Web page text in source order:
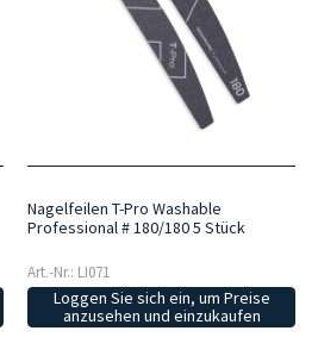
Nagelfeilen T-Pro Washable
Professional # 180/180 5 Stück
Art.-Nr.: LI071
Loggen Sie sich ein, um Preise
anzusehen und einzukaufen